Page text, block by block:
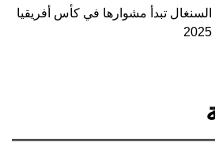
السنغال تبدأ مشوارها في كأس أفريقيا
2025